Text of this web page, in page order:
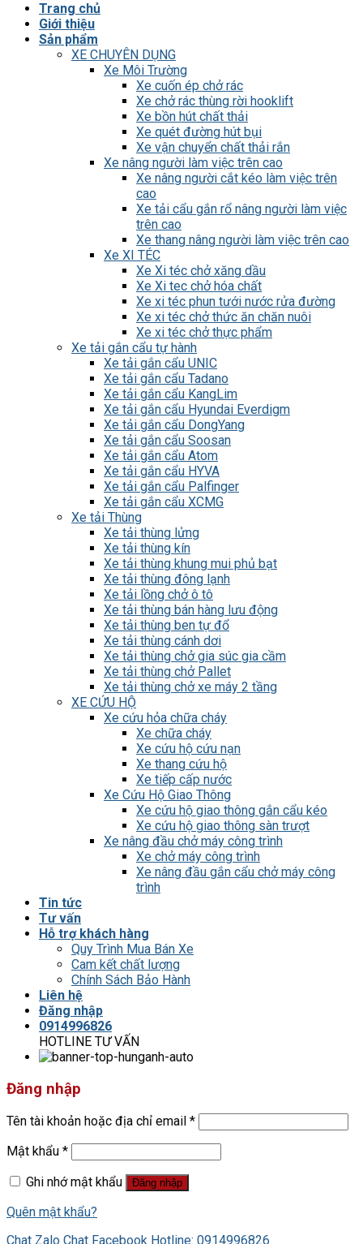
Trang chủ
Giới thiệu
Sản phẩm
XE CHUYÊN DỤNG
Xe Môi Trường
Xe cuốn ép chở rác
Xe chở rác thùng rời hooklift
Xe bồn hút chất thải
Xe quét đường hút bụi
Xe vận chuyển chất thải rắn
Xe nâng người làm việc trên cao
Xe nâng người cắt kéo làm việc trên
cao
Xe tải cẩu gắn rổ nâng người làm việc
trên cao
Xe thang nâng người làm việc trên cao
Xe XI TÉC
Xe Xi téc chở xăng dầu
Xe Xi tec chở hóa chất
Xe xi téc phun tưới nước rửa đường
Xe xi téc chở thức ăn chăn nuôi
Xe xi téc chở thực phẩm
Xe tải gắn cẩu tự hành
Xe tải gắn cẩu UNIC
Xe tải gắn cẩu Tadano
Xe tải gắn cẩu KangLim
Xe tải gắn cẩu Hyundai Everdigm
Xe tải gắn cẩu DongYang
Xe tải gắn cẩu Soosan
Xe tải gắn cẩu Atom
Xe tải gắn cẩu HYVA
Xe tải gắn cẩu Palfinger
Xe tải gắn cẩu XCMG
Xe tải Thùng
Xe tải thùng lửng
Xe tải thùng kín
Xe tải thùng khung mui phủ bạt
Xe tải thùng đông lạnh
Xe tải lồng chở ô tô
Xe tải thùng bán hàng lưu động
Xe tải thùng ben tự đổ
Xe tải thùng cánh dơi
Xe tải thùng chở gia súc gia cầm
Xe tải thùng chở Pallet
Xe tải thùng chở xe máy 2 tầng
XE CỨU HỘ
Xe cứu hỏa chữa cháy
Xe chữa cháy
Xe cứu hộ cứu nạn
Xe thang cứu hộ
Xe tiếp cấp nước
Xe Cứu Hộ Giao Thông
Xe cứu hộ giao thông gắn cẩu kéo
Xe cứu hộ giao thông sàn trượt
Xe nâng đầu chở máy công trình
Xe chở máy công trình
Xe nâng đầu gắn cẩu chở máy công
trình
Tin tức
Tư vấn
Hỗ trợ khách hàng
Quy Trình Mua Bán Xe
Cam kết chất lượng
Chính Sách Bảo Hành
Liên hệ
Đăng nhập
0914996826
HOTLINE TƯ VẤN
Đăng nhập
Tên tài khoản hoặc địa chỉ email *
Mật khẩu *
Ghi nhớ mật khẩu
Đăng nhập
Quên mật khẩu?
Chat Zalo Chat Facebook Hotline: 0914996826